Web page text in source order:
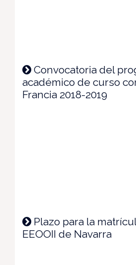
Convocatoria del
académico de curso
Francia 2018-2019
Plazo para la
EEOOII de Navarra